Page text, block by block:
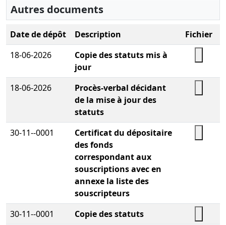
Autres documents
Date de dépôt Description
Fichier
18-06-2026
Copie des statuts mis à
jour
18-06-2026
Procès-verbal décidant
de la mise à jour des
statuts
30-11--0001
Certificat du dépositaire
des fonds
correspondant aux
souscriptions avec en
annexe la liste des
souscripteurs
30-11--0001
Copie des statuts